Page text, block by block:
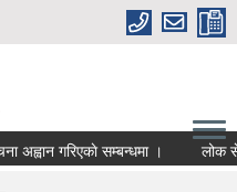
गरिएकाे सम्बन्धमा । लोक सेवा